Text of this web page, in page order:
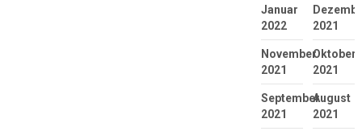
Januar
2022
2021
November
2021
Oktober
2021
September
2021
August
2021